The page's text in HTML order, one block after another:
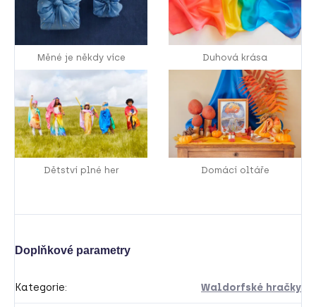
Měné je někdy více Duhová krása
Dětství plné her Domácí oltáře
Doplňkové parametry
Kategorie: Waldorfské hračky